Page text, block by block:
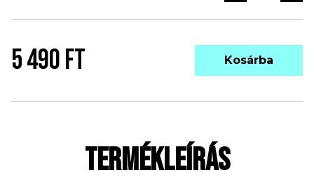
5 490 FT Kosárba
TERMÉKLEÍRÁS